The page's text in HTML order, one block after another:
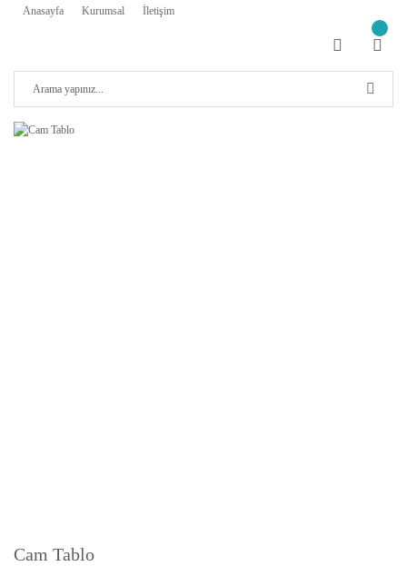
Anasayfa Kurumsal İletişim
Cam Tablo